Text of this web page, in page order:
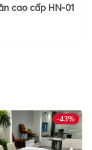
cao cấp HN-01
-43%